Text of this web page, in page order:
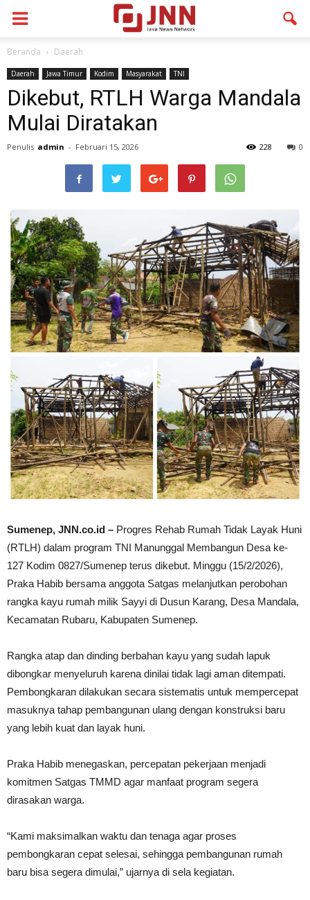
Beranda Daerah
Daerah Jawa Timur Kodim Masyarakat TNI
Dikebut, RTLH Warga Mandala
Mulai Diratakan
Penulis admin - Februari 15, 2026 0
228
Sumenep, JNN.co.id – Progres Rehab Rumah Tidak Layak Huni
(RTLH) dalam program TNI Manunggal Membangun Desa ke-
127 Kodim 0827/Sumenep terus dikebut. Minggu (15/2/2026),
Praka Habib bersama anggota Satgas melanjutkan perobohan
rangka kayu rumah milik Sayyi di Dusun Karang, Desa Mandala,
Kecamatan Rubaru, Kabupaten Sumenep.
Rangka atap dan dinding berbahan kayu yang sudah lapuk
dibongkar menyeluruh karena dinilai tidak lagi aman ditempati.
Pembongkaran dilakukan secara sistematis untuk mempercepat
masuknya tahap pembangunan ulang dengan konstruksi baru
yang lebih kuat dan layak huni.
Praka Habib menegaskan, percepatan pekerjaan menjadi
komitmen Satgas TMMD agar manfaat program segera
dirasakan warga.
“Kami maksimalkan waktu dan tenaga agar proses
pembongkaran cepat selesai, sehingga pembangunan rumah
baru bisa segera dimulai,” ujarnya di sela kegiatan.